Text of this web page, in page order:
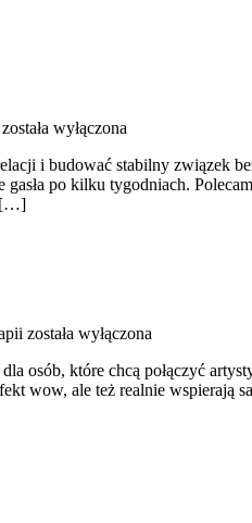
została wyłączona
i budować stabilny związek
po kilku tygodniach.
[…]
została wyłączona
osób, które chcą połączyć
wow, ale też realnie wspierają